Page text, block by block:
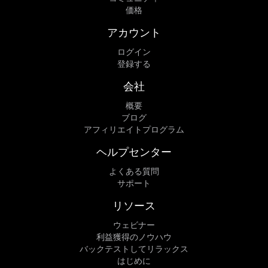
価格
アカウント
ログイン
登録する
会社
概要
ブログ
アフィリエイトプログラム
ヘルプセンター
よくある質問
サポート
リソース
ウェビナー
利益獲得のノウハウ
バックテストしてリラックス
はじめに